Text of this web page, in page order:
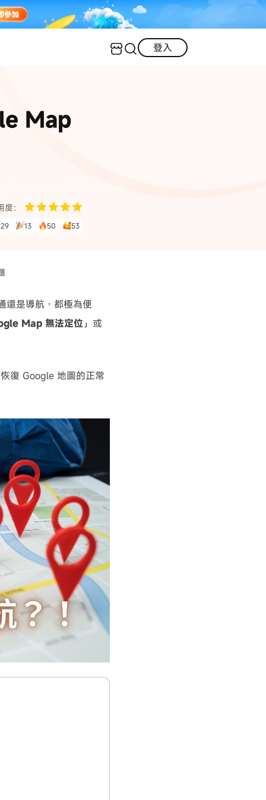
·三星手機螢幕黑屏
AI 資訊
位教學
登入
Map
：
29 13 50 53
還是導航，都極為便
Map 無法定位」或
復 Google 地圖的正常